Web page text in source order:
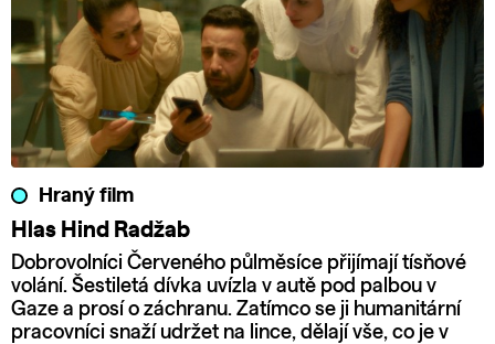
Hraný film
Hlas Hind Radžab
Dobrovolníci Červeného půlměsíce přijímají tísňové
volání. Šestiletá dívka uvízla v autě pod palbou v
Gaze a prosí o záchranu. Zatímco se ji humanitární
pracovníci snaží udržet na lince, dělají vše, co je v